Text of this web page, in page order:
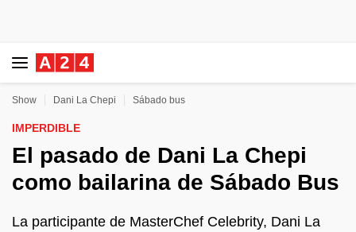
Show Dani La Chepi Sábado bus
IMPERDIBLE
El pasado de Dani La Chepi
como bailarina de Sábado Bus
La participante de MasterChef Celebrity, Dani La